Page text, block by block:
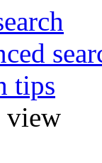
tips
view